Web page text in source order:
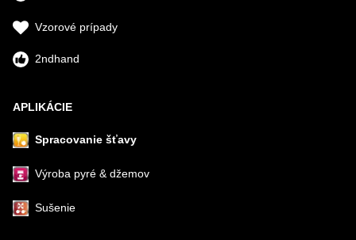
Vzorové prípady
2ndhand
APLIKÁCIE
Spracovanie šťavy
Výroba pyré & džemov
Sušenie